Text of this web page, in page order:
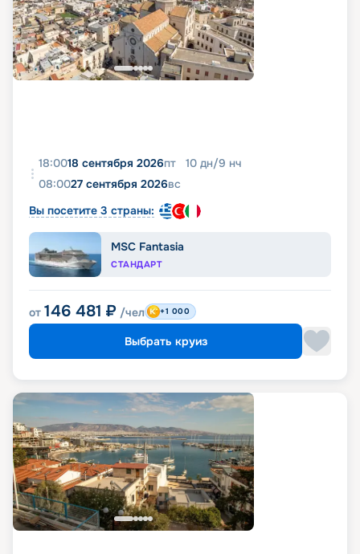
18:0018 сентября 2026пт 10 дн/9 нч
08:0027 сентября 2026вс
Вы посетите 3 страны:
MSC Fantasia
СТАНДАРТ
от 146 481 ₽ /чел +1 000
Выбрать круиз